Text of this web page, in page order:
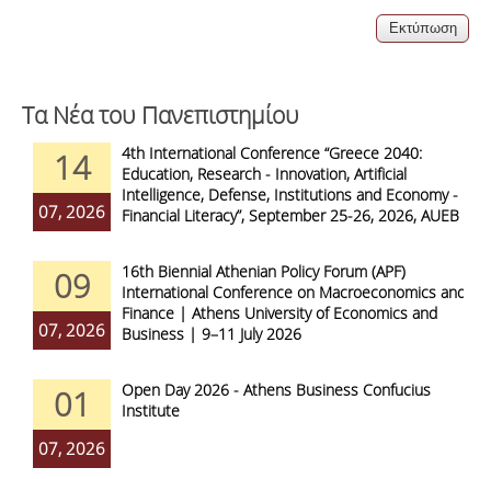
Τα Νέα του Πανεπιστημίου
14
07, 2026
4th International Conference “Greece 2040:
Education, Research - Innovation, Artificial
Intelligence, Defense, Institutions and Economy -
Financial Literacy”, September 25-26, 2026, AUEB
09
07, 2026
16th Biennial Athenian Policy Forum (APF)
International Conference on Macroeconomics and
Finance | Athens University of Economics and
Business | 9–11 July 2026
01
07, 2026
Open Day 2026 - Athens Business Confucius
Institute